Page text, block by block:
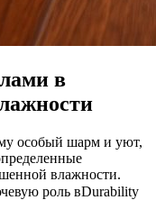
в
особый шарм и уют,
влажности.
роль вDurability